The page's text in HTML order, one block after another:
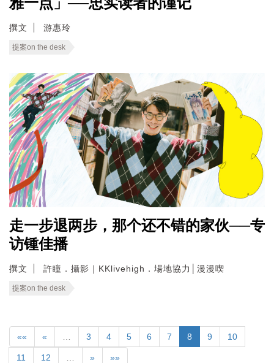
撰文 游惠玲
提案on the desk
走一步退两步，那个还不错的家伙──专
访锺佳播
撰文 許瞳．攝影｜KKlivehigh．場地協力│漫漫喫
提案on the desk
«« « 3 4 5 6 7 8 9 10
11 12 » »»